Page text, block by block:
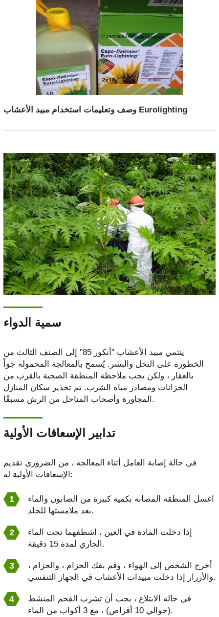
وصف وتعليمات استخدام مبيد الأعشاب Eurolighting
سمية الدواء
ينتمي مبيد الأعشاب "أنكور 85" إلى الصنف الثالث من
الخطورة على النحل والبشر. يُسمح بالمعالجة المحمولة جواً
بالعقار ، ولكن يجب ملاحظة المنطقة الصحية بالقرب من
الخزانات ومصادر مياه الشرب. تم تحذير سكان المنازل
المجاورة وأصحاب المناحل من الرش مسبقًا.
تدابير الإسعافات الأولية
في حالة إصابة العامل أثناء المعالجة ، من الضروري تقديم
الإسعافات الأولية له:
اغسل المنطقة المصابة بكمية كبيرة من الصابون والماء
بعد ملامستها للجلد.
إذا دخلت المادة في العين ، اشطفهما تحت الماء
الجاري لمدة 15 دقيقة.
أخرج الشخص إلى الهواء ، وقم بفك الحزام ، والحزام ،
والأزرار إذا دخلت مبيدات الأعشاب في الجهاز التنفسي.
في حالة الابتلاع ، يجب أن تشرب الفحم المنشط
(حوالي 10 أقراص) ، مع 3 أكواب من الماء.